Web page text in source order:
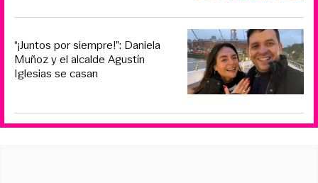
“¡Juntos por siempre!”: Daniela
Muñoz y el alcalde Agustín
Iglesias se casan